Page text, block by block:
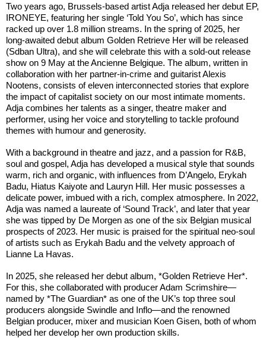
Two years ago, Brussels-based artist Adja released her debut EP,
IRONEYE, featuring her single ‘Told You So’, which has since
racked up over 1.8 million streams. In the spring of 2025, her
long-awaited debut album Golden Retrieve Her will be released
(Sdban Ultra), and she will celebrate this with a sold-out release
show on 9 May at the Ancienne Belgique. The album, written in
collaboration with her partner-in-crime and guitarist Alexis
Nootens, consists of eleven interconnected stories that explore
the impact of capitalist society on our most intimate moments.
Adja combines her talents as a singer, theatre maker and
performer, using her voice and storytelling to tackle profound
themes with humour and generosity.
With a background in theatre and jazz, and a passion for R&B,
soul and gospel, Adja has developed a musical style that sounds
warm, rich and organic, with influences from D’Angelo, Erykah
Badu, Hiatus Kaiyote and Lauryn Hill. Her music possesses a
delicate power, imbued with a rich, complex atmosphere. In 2022,
Adja was named a laureate of ‘Sound Track’, and later that year
she was tipped by De Morgen as one of the six Belgian musical
prospects of 2023. Her music is praised for the spiritual neo-soul
of artists such as Erykah Badu and the velvety approach of
Lianne La Havas.
In 2025, she released her debut album, *Golden Retrieve Her*.
For this, she collaborated with producer Adam Scrimshire—
named by *The Guardian* as one of the UK’s top three soul
producers alongside Swindle and Inflo—and the renowned
Belgian producer, mixer and musician Koen Gisen, both of whom
helped her develop her own production skills.